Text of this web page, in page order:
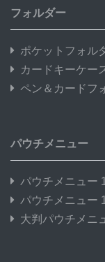
フォルダー
ポケットフォル
カードキーケー
ペン＆カードフ
パウチメニュー
パウチメニュー
パウチメニュー
大判パウチメニ